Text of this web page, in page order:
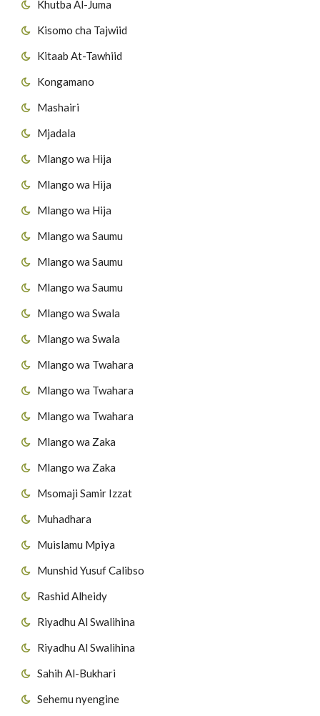
Khutba Al-Juma
Kisomo cha Tajwiid
Kitaab At-Tawhiid
Kongamano
Mashairi
Mjadala
Mlango wa Hija
Mlango wa Hija
Mlango wa Hija
Mlango wa Saumu
Mlango wa Saumu
Mlango wa Saumu
Mlango wa Swala
Mlango wa Swala
Mlango wa Twahara
Mlango wa Twahara
Mlango wa Twahara
Mlango wa Zaka
Mlango wa Zaka
Msomaji Samir Izzat
Muhadhara
Muislamu Mpiya
Munshid Yusuf Calibso
Rashid Alheidy
Riyadhu Al Swalihina
Riyadhu Al Swalihina
Sahih Al-Bukhari
Sehemu nyengine